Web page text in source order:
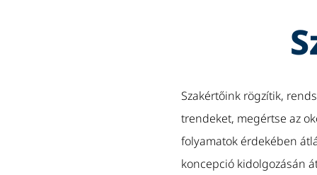
Szakértőink rögzítik,
trendeket, megértse az
folyamatok érdekében
koncepció kidolgozásán